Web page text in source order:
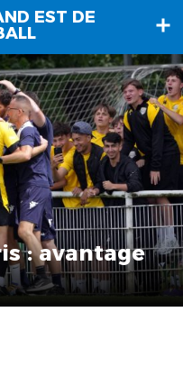
EST DE
: avantage